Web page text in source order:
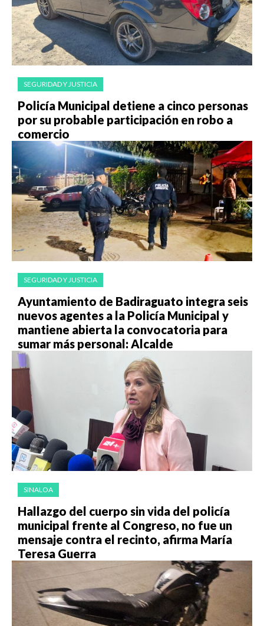
SEGURIDAD Y JUSTICIA
Policía Municipal detiene a cinco personas
por su probable participación en robo a
comercio
SEGURIDAD Y JUSTICIA
Ayuntamiento de Badiraguato integra seis
nuevos agentes a la Policía Municipal y
mantiene abierta la convocatoria para
sumar más personal: Alcalde
SINALOA
Hallazgo del cuerpo sin vida del policía
municipal frente al Congreso, no fue un
mensaje contra el recinto, afirma María
Teresa Guerra